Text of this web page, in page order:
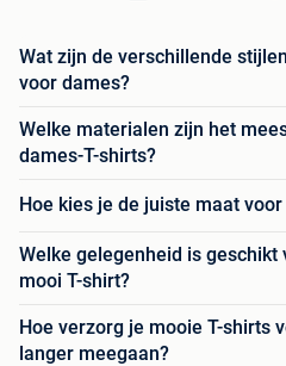
Wat zijn de verschillende
voor dames?
Welke materialen zijn het
dames-T-shirts?
Hoe kies je de juiste maat
Welke gelegenheid is geschikt
mooi T-shirt?
Hoe verzorg je mooie T-shirts
langer meegaan?